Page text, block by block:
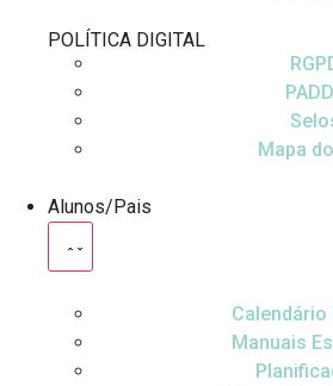
POLÍTICA DIGITAL
Mapa
Alunos/Pais
Calendário
Manuais